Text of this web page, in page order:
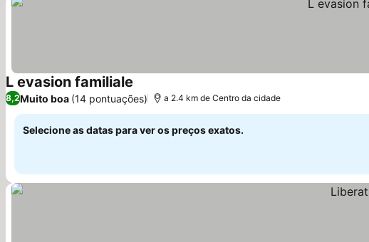
L evasion familiale Ver preços
8,2Muito boa (14 pontuações) a 2.4 km de Centro da cidade
Selecione as datas para ver os preços exatos.